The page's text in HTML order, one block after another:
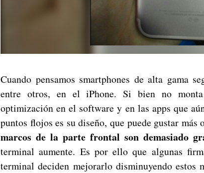
Cuando pensamos smartphones de alta gama
entre otros, en el iPhone. Si bien no
optimización en el software y en las apps que
puntos flojos es su diseño, que puede gustar más
marcos de la parte frontal son demasiado
terminal aumente. Es por ello que algunas
terminal deciden mejorarlo disminuyendo estos